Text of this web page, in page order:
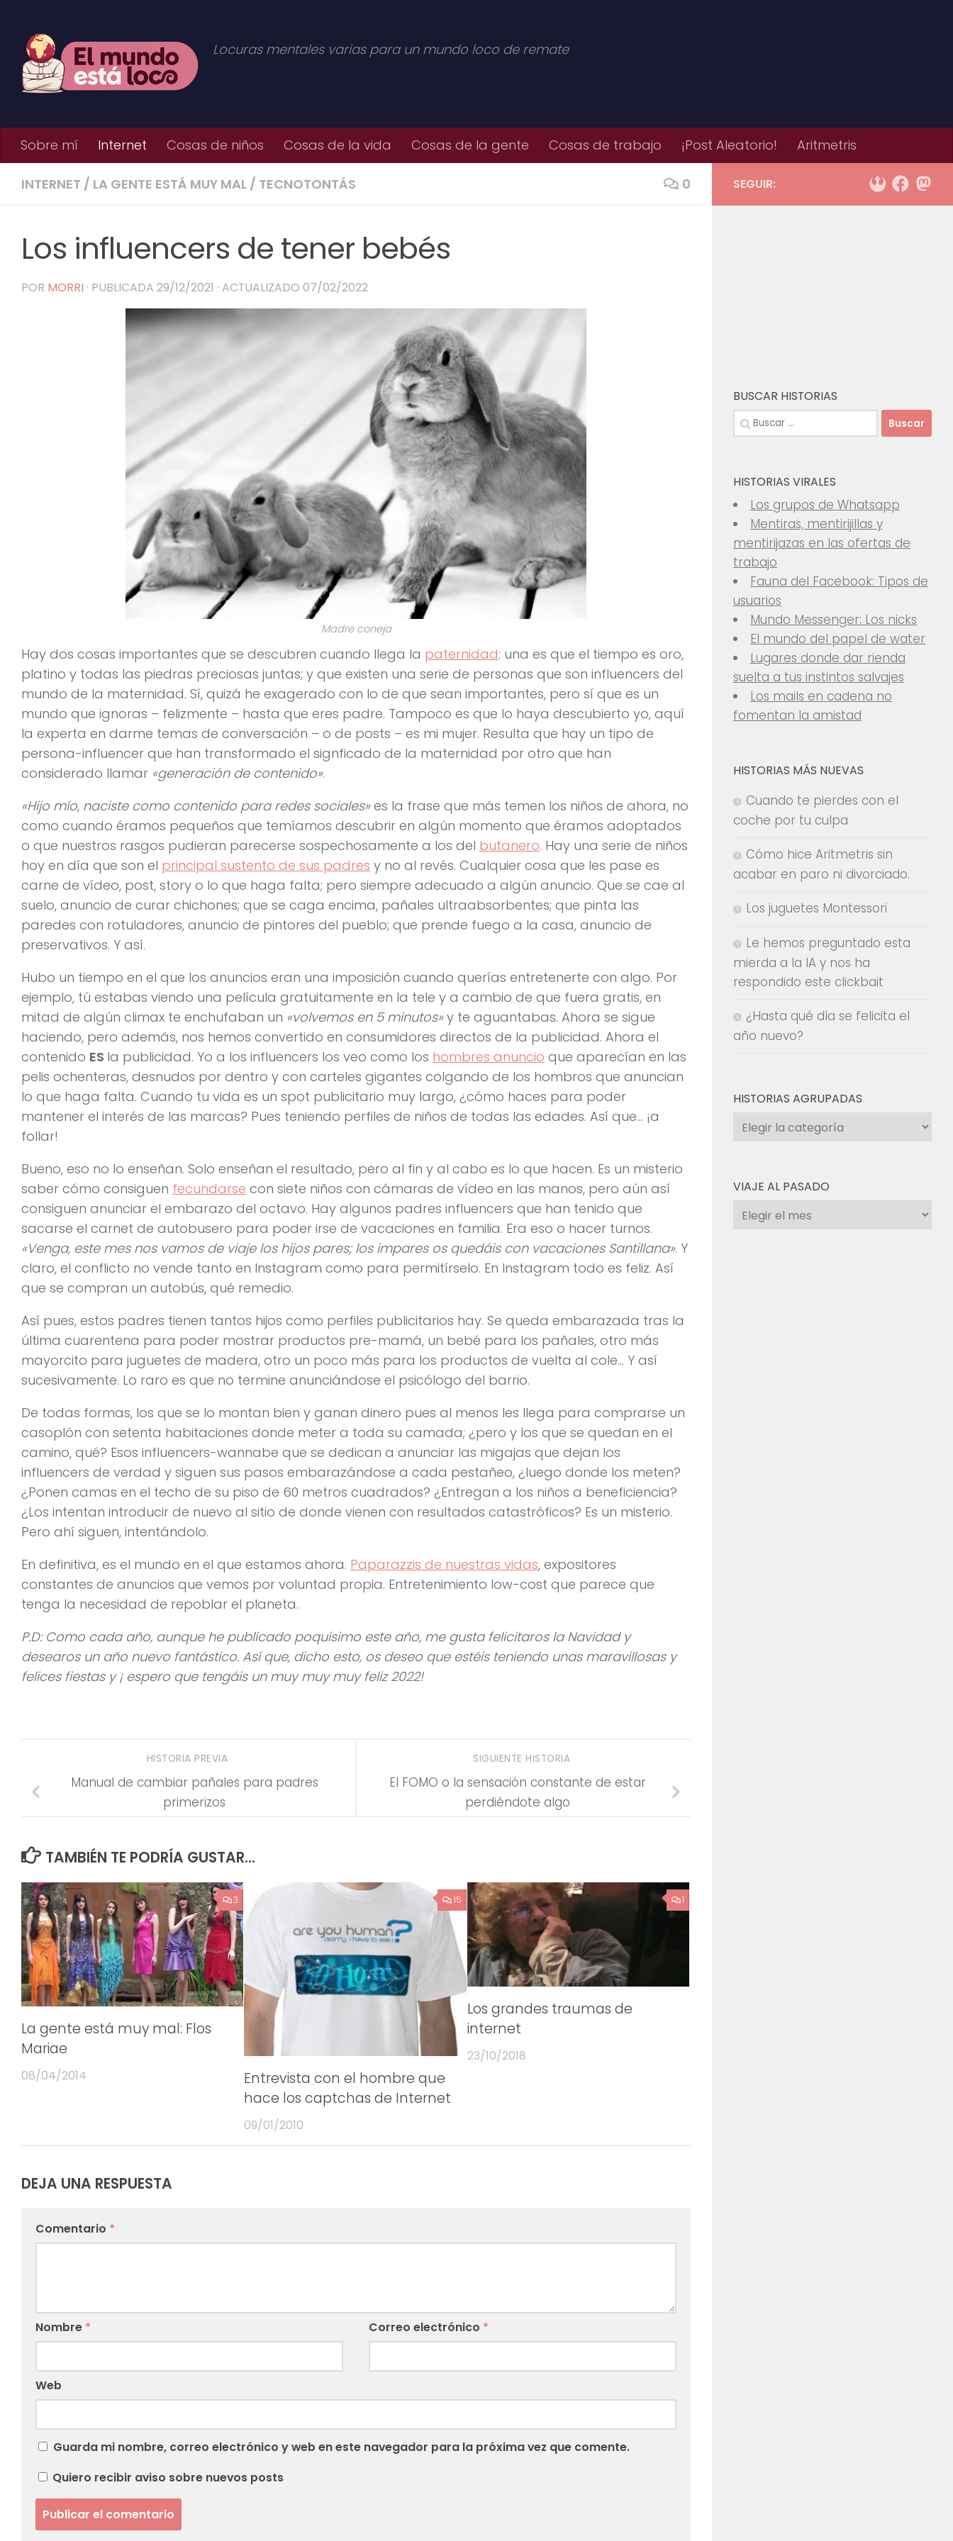
Locuras mentales varias para un mundo loco de remate
Sobre mí Internet Cosas de niños Cosas de la vida Cosas de la gente Cosas de trabajo ¡Post Aleatorio! Aritmetris
INTERNET / LA GENTE ESTÁ MUY MAL / TECNOTONTÁS 0
Los influencers de tener bebés
POR MORRI · PUBLICADA 29/12/2021 · ACTUALIZADO 07/02/2022
Madre coneja
Hay dos cosas importantes que se descubren cuando llega la paternidad: una es que el tiempo es oro,
platino y todas las piedras preciosas juntas; y que existen una serie de personas que son influencers del
mundo de la maternidad. Sí, quizá he exagerado con lo de que sean importantes, pero sí que es un
mundo que ignoras – felizmente – hasta que eres padre. Tampoco es que lo haya descubierto yo, aquí
la experta en darme temas de conversación – o de posts – es mi mujer. Resulta que hay un tipo de
persona-influencer que han transformado el signficado de la maternidad por otro que han
considerado llamar «generación de contenido».
«Hijo mío, naciste como contenido para redes sociales»es la frase que más temen los niños de ahora, no
como cuando éramos pequeños que temíamos descubrir en algún momento que éramos adoptados
o que nuestros rasgos pudieran parecerse sospechosamente a los del butanero. Hay una serie de niños
hoy en día que son el principal sustento de sus padres y no al revés. Cualquier cosa que les pase es
carne de vídeo, post, story o lo que haga falta; pero siempre adecuado a algún anuncio. Que se cae al
suelo, anuncio de curar chichones; que se caga encima, pañales ultraabsorbentes; que pinta las
paredes con rotuladores, anuncio de pintores del pueblo; que prende fuego a la casa, anuncio de
preservativos. Y así.
Hubo un tiempo en el que los anuncios eran una imposición cuando querías entretenerte con algo. Por
ejemplo, tú estabas viendo una película gratuitamente en la tele y a cambio de que fuera gratis, en
mitad de algún climax te enchufaban un «volvemos en 5 minutos»y te aguantabas. Ahora se sigue
haciendo, pero además, nos hemos convertido en consumidores directos de la publicidad. Ahora el
contenido ES la publicidad. Yo a los influencers los veo como los hombres anuncio que aparecían en las
pelis ochenteras, desnudos por dentro y con carteles gigantes colgando de los hombros que anuncian
lo que haga falta. Cuando tu vida es un spot publicitario muy largo, ¿cómo haces para poder
mantener el interés de las marcas? Pues teniendo perfiles de niños de todas las edades. Así que… ¡a
follar!
Bueno, eso no lo enseñan. Solo enseñan el resultado, pero al fin y al cabo es lo que hacen. Es un misterio
saber cómo consiguen fecundarse con siete niños con cámaras de vídeo en las manos, pero aún así
consiguen anunciar el embarazo del octavo. Hay algunos padres influencers que han tenido que
sacarse el carnet de autobusero para poder irse de vacaciones en familia. Era eso o hacer turnos.
«Venga, este mes nos vamos de viaje los hijos pares; los impares os quedáis con vacaciones Santillana». Y
claro, el conflicto no vende tanto en Instagram como para permitírselo. En Instagram todo es feliz. Así
que se compran un autobús, qué remedio.
Así pues, estos padres tienen tantos hijos como perfiles publicitarios hay. Se queda embarazada tras la
última cuarentena para poder mostrar productos pre-mamá, un bebé para los pañales, otro más
mayorcito para juguetes de madera, otro un poco más para los productos de vuelta al cole… Y así
sucesivamente. Lo raro es que no termine anunciándose el psicólogo del barrio.
De todas formas, los que se lo montan bien y ganan dinero pues al menos les llega para comprarse un
casoplón con setenta habitaciones donde meter a toda su camada; ¿pero y los que se quedan en el
camino, qué? Esos influencers-wannabe que se dedican a anunciar las migajas que dejan los
influencers de verdad y siguen sus pasos embarazándose a cada pestañeo, ¿luego donde los meten?
¿Ponen camas en el techo de su piso de 60 metros cuadrados? ¿Entregan a los niños a beneficiencia?
¿Los intentan introducir de nuevo al sitio de donde vienen con resultados catastróficos? Es un misterio.
Pero ahí siguen, intentándolo.
En definitiva, es el mundo en el que estamos ahora. Paparazzis de nuestras vidas, expositores
constantes de anuncios que vemos por voluntad propia. Entretenimiento low-cost que parece que
tenga la necesidad de repoblar el planeta.
P.D: Como cada año, aunque he publicado poquísimo este año, me gusta felicitaros la Navidad y
desearos un año nuevo fantástico. Así que, dicho esto, os deseo que estéis teniendo unas maravillosas y
felices fiestas y ¡ espero que tengáis un muy muy muy feliz 2022!
SIGUIENTE HISTORIA
El FOMO o la sensación constante de estar
perdiéndote algo
HISTORIA PREVIA
Manual de cambiar pañales para padres
primerizos
TAMBIÉN TE PODRÍA GUSTAR...
3
La gente está muy mal: Flos
Mariae
08/04/2014
15
Entrevista con el hombre que
hace los captchas de Internet
09/01/2010
1
Los grandes traumas de
internet
23/10/2018
DEJA UNA RESPUESTA
Comentario *
Nombre * Correo electrónico *
Web
Guarda mi nombre, correo electrónico y web en este navegador para la próxima vez que comente.
Quiero recibir aviso sobre nuevos posts
SEGUIR:
BUSCAR HISTORIAS
Buscar:
HISTORIAS VIRALES
Los grupos de Whatsapp
Mentiras, mentirijillas y
mentirijazas en las ofertas de
trabajo
Fauna del Facebook: Tipos de
usuarios
Mundo Messenger: Los nicks
El mundo del papel de water
Lugares donde dar rienda
suelta a tus instintos salvajes
Los mails en cadena no
fomentan la amistad
HISTORIAS MÁS NUEVAS
Cuando te pierdes con el
coche por tu culpa
Cómo hice Aritmetris sin
acabar en paro ni divorciado.
Los juguetes Montessori
Le hemos preguntado esta
mierda a la IA y nos ha
respondido este clickbait
¿Hasta qué día se felicita el
año nuevo?
HISTORIAS AGRUPADAS
Historias
agrupadas
VIAJE AL PASADO
Viaje